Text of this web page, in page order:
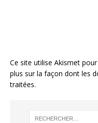
Ce site utilise Akismet
plus sur la façon dont les
traitées.